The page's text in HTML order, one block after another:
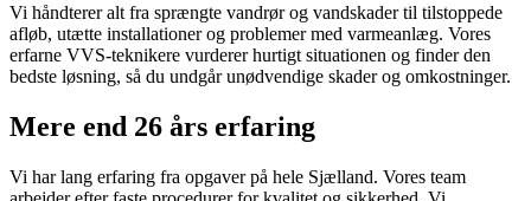
Vi håndterer alt fra sprængte vandrør og vandskader til tilstoppede
afløb, utætte installationer og problemer med varmeanlæg. Vores
erfarne VVS-teknikere vurderer hurtigt situationen og finder den
bedste løsning, så du undgår unødvendige skader og omkostninger.
Mere end 26 års erfaring
Vi har lang erfaring fra opgaver på hele Sjælland. Vores team